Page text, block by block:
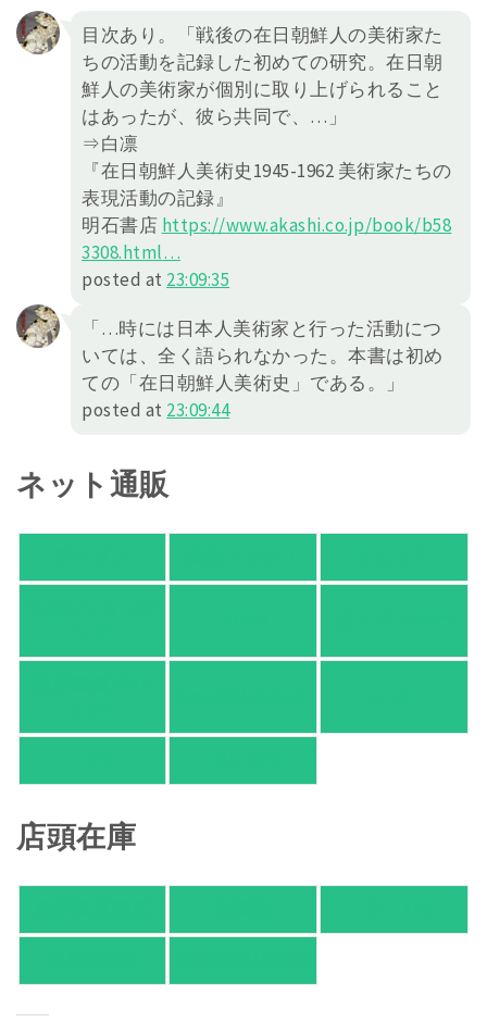
目次あり。「戦後の在日朝鮮人の美術家た
ちの活動を記録した初めての研究。在日朝
鮮人の美術家が個別に取り上げられること
はあったが、彼ら共同で、…」
⇒白凛
『在日朝鮮人美術史1945-1962 美術家たちの
表現活動の記録』
明石書店 https://www.akashi.co.jp/book/b58
3308.html…
posted at 23:09:35
「…時には日本人美術家と行った活動につ
いては、全く語られなかった。本書は初め
ての「在日朝鮮人美術史」である。」
posted at 23:09:44
ネット通販
店頭在庫